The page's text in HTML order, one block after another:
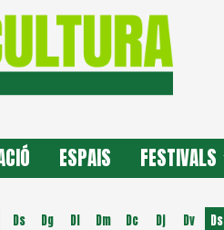
ESPAIS FESTIVALS
Ds Dg Dl Dm Dc Dj Dv Ds